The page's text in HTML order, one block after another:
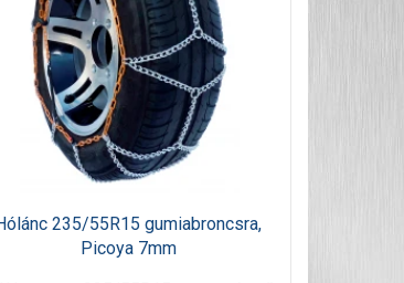
235/55R15 gumiabroncsra,
Picoya 7mm